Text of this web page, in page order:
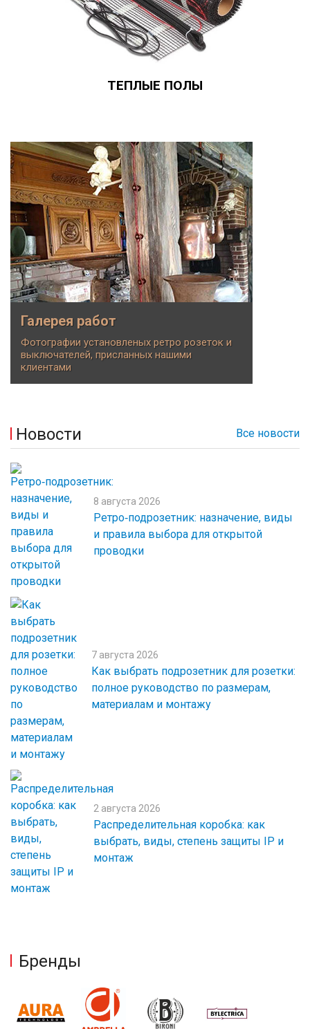
ТЕПЛЫЕ ПОЛЫ
Галерея работ
Фотографии установленых ретро розеток и
выключателей, присланных нашими
клиентами
Новости Все новости
8 августа 2026
Ретро‑подрозетник: назначение, виды
и правила выбора для открытой
проводки
7 августа 2026
Как выбрать подрозетник для розетки:
полное руководство по размерам,
материалам и монтажу
2 августа 2026
Распределительная коробка: как
выбрать, виды, степень защиты IP и
монтаж
Бренды